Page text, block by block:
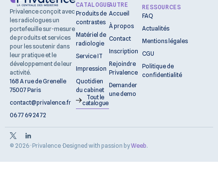
Privalence conçoit avec
les radiologues un
portefeuille sur-mesure
de produits et services
pour les soutenir dans
leur pratique et le
développement de leur
activité.
168 A rue de Grenelle
75007 Paris
contact@privalence.fr
06 77 69 24 72
CATALOGUE
Produits de
contrastes
Matériel de
radiologie
Service IT
Impression
Quotidien
du cabinet
Tout le
catalogue
AUTRE
Accueil
À propos
Contact
Inscription
Rejoindre
Privalence
Demander
une demo
RESSOURCES
FAQ
Actualités
Mentions légales
CGU
Politique de
confidentialité
© 2026 · Privalence ·Designed with passion byWeeb.